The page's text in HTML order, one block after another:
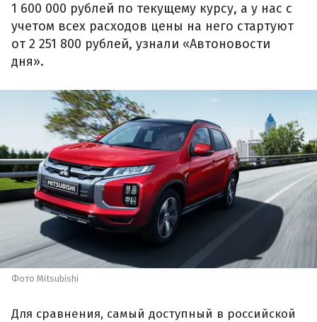
1 600 000 рублей по текущему курсу, а у нас с
учетом всех расходов цены на него стартуют
от 2 251 800 рублей, узнали «Автоновости
дня».
Фото Mitsubishi
Для сравнения, самый доступный в российской